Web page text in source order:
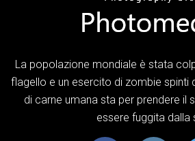
La popolazione mondiale è stata
flagello e un esercito di zombie spinti
di carne umana sta per prendere il
essere fuggita dalla